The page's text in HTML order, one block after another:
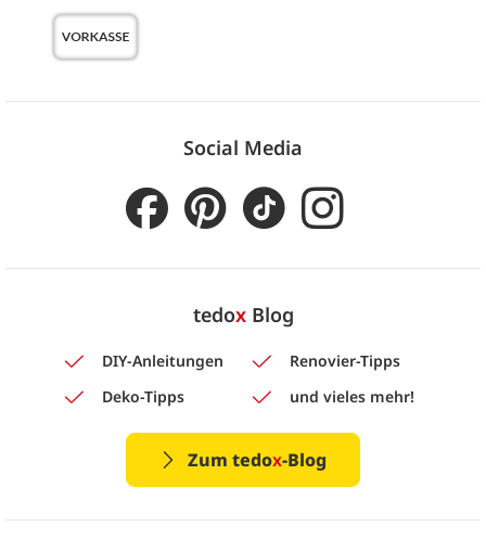
Social Media
tedoxBlog
DIY-Anleitungen
Renovier-Tipps
Deko-Tipps
und vieles mehr!
Zum tedox-Blog